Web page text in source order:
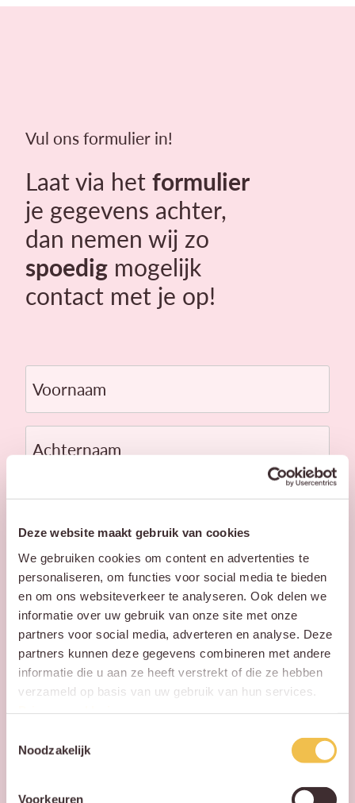
Deze website maakt gebruik van cookies
We gebruiken cookies om content en advertenties te
personaliseren, om functies voor social media te bieden
en om ons websiteverkeer te analyseren. Ook delen we
informatie over uw gebruik van onze site met onze
partners voor social media, adverteren en analyse. Deze
partners kunnen deze gegevens combineren met andere
informatie die u aan ze heeft verstrekt of die ze hebben
verzameld op basis van uw gebruik van hun services.
Noodzakelijk
Voorkeuren
Vul ons formulier in!
Laat via hetformulier
je gegevens achter,
dan nemen wij zo
spoedig mogelijk
contact met je op!
Telefoon
Email
Bericht